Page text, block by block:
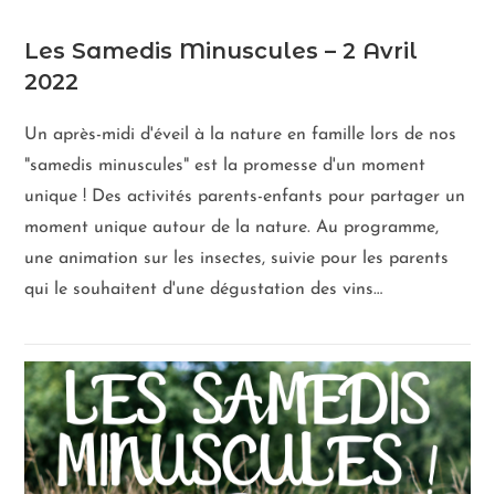
Les Samedis Minuscules – 2 Avril
2022
Un après-midi d'éveil à la nature en famille lors de nos
"samedis minuscules" est la promesse d'un moment
unique ! Des activités parents-enfants pour partager un
moment unique autour de la nature. Au programme,
une animation sur les insectes, suivie pour les parents
qui le souhaitent d'une dégustation des vins…